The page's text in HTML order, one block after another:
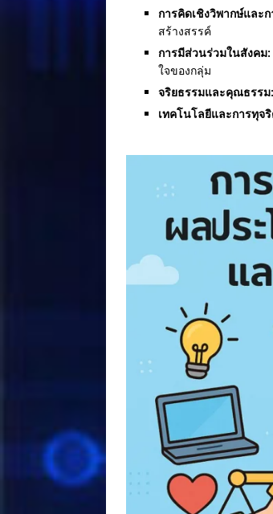
การคิดเชิงวิพากษ์และ
สร้างสรรค์
การมีส่วนร่วมในสังคม:
ใจของกลุ่ม
จริยธรรมและคุณธรรม:
เทคโนโลยีและการทุจ